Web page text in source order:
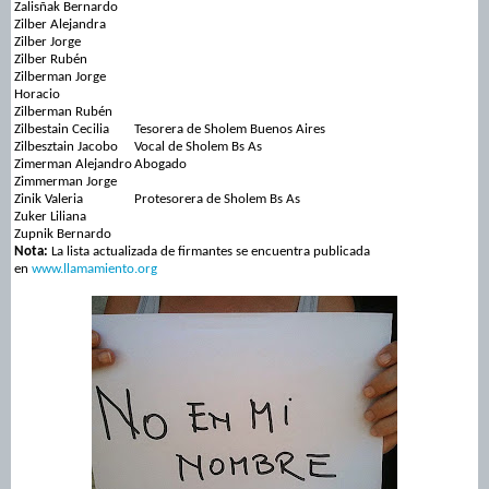
Zalisñak Bernardo
Zilber Alejandra
Zilber Jorge
Zilber Rubén
Zilberman Jorge
Horacio
Zilberman Rubén
Zilbestain Cecilia
Tesorera de Sholem Buenos Aires
Zilbesztain Jacobo
Vocal de Sholem Bs As
Zimerman AlejandroAbogado
Zimmerman Jorge
Zinik Valeria
Protesorera de Sholem Bs As
Zuker Liliana
Zupnik Bernardo
Nota: La lista actualizada de firmantes se encuentra publicada
en www.llamamiento.org